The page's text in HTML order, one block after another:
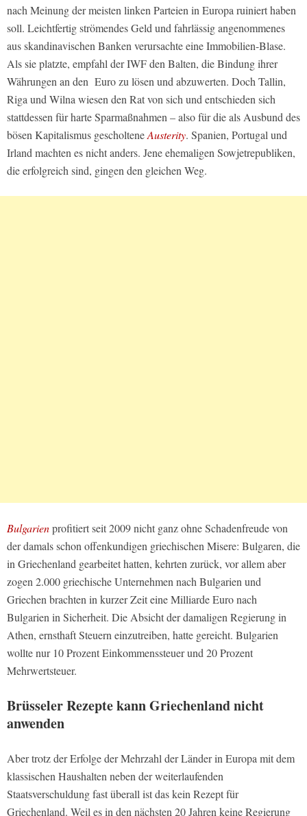
nach Meinung der meisten linken Parteien in Europa ruiniert haben
soll. Leichtfertig strömendes Geld und fahrlässig angenommenes
aus skandinavischen Banken verursachte eine Immobilien-Blase.
Als sie platzte, empfahl der IWF den Balten, die Bindung ihrer
Währungen an den Euro zu lösen und abzuwerten. Doch Tallin,
Riga und Wilna wiesen den Rat von sich und entschieden sich
stattdessen für harte Sparmaßnahmen – also für die als Ausbund des
bösen Kapitalismus gescholteneAusterity. Spanien, Portugal und
Irland machten es nicht anders. Jene ehemaligen Sowjetrepubliken,
die erfolgreich sind, gingen den gleichen Weg.
Bulgarienprofitiert seit 2009 nicht ganz ohne Schadenfreude von
der damals schon offenkundigen griechischen Misere: Bulgaren, die
in Griechenland gearbeitet hatten, kehrten zurück, vor allem aber
zogen 2.000 griechische Unternehmen nach Bulgarien und
Griechen brachten in kurzer Zeit eine Milliarde Euro nach
Bulgarien in Sicherheit. Die Absicht der damaligen Regierung in
Athen, ernsthaft Steuern einzutreiben, hatte gereicht. Bulgarien
wollte nur 10 Prozent Einkommenssteuer und 20 Prozent
Mehrwertsteuer.
Brüsseler RezeptekannGriechenland nicht
anwenden
Aber trotz der Erfolge der Mehrzahl der Länder in Europa mit dem
klassischen Haushalten neben der weiterlaufenden
Staatsverschuldung fast überall ist das kein Rezept für
Griechenland. Weil es in den nächsten 20 Jahren keine Regierung